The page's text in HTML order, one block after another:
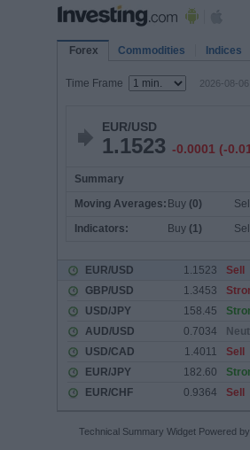
Technical Summary Widget Powered by